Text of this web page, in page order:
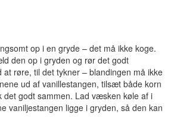
op i en gryde – det må ikke koge.
den op i gryden og rør det godt
at røre, til det tykner – blandingen må ikke
ud af vanillestangen, tilsæt både korn
det godt sammen. Lad væsken køle af i
vaniljestangen ligge i gryden, så den kan